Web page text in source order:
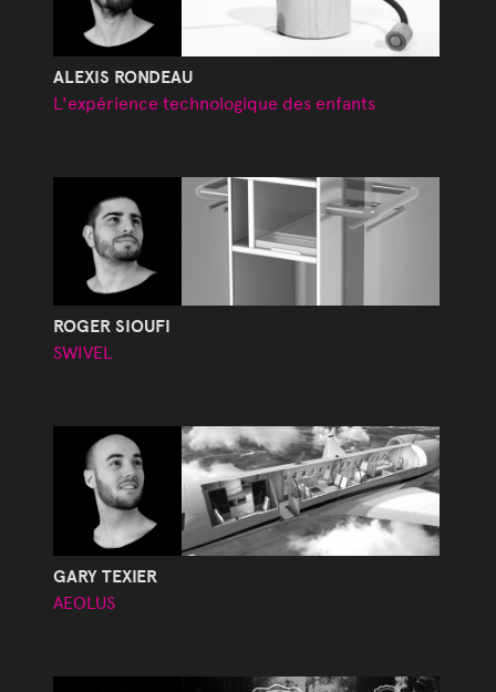
ALEXIS RONDEAU
L'expérience technologique des enfants
ROGER SIOUFI
SWIVEL
GARY TEXIER
AEOLUS